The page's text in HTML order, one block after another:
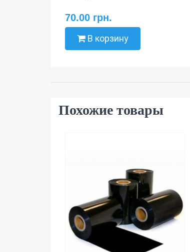
70.00 грн.
В корзину
Похожие товары